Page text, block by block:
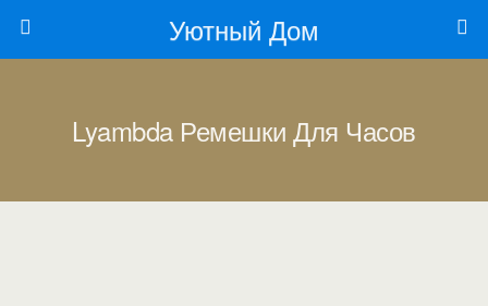
Уютный Дом
Lyambda Ремешки Для Часов